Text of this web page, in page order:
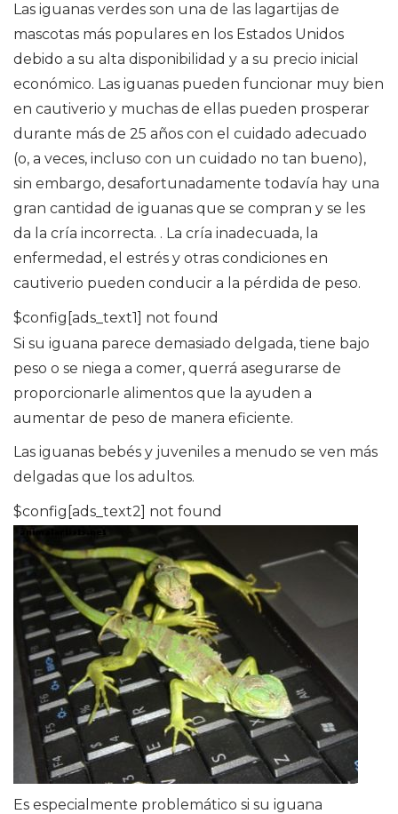
Las iguanas verdes son una de las lagartijas de
mascotas más populares en los Estados Unidos
debido a su alta disponibilidad y a su precio inicial
económico. Las iguanas pueden funcionar muy bien
en cautiverio y muchas de ellas pueden prosperar
durante más de 25 años con el cuidado adecuado
(o, a veces, incluso con un cuidado no tan bueno),
sin embargo, desafortunadamente todavía hay una
gran cantidad de iguanas que se compran y se les
da la cría incorrecta. . La cría inadecuada, la
enfermedad, el estrés y otras condiciones en
cautiverio pueden conducir a la pérdida de peso.
$config[ads_text1] not found
Si su iguana parece demasiado delgada, tiene bajo
peso o se niega a comer, querrá asegurarse de
proporcionarle alimentos que la ayuden a
aumentar de peso de manera eficiente.
Las iguanas bebés y juveniles a menudo se ven más
delgadas que los adultos.
$config[ads_text2] not found
Es especialmente problemático si su iguana